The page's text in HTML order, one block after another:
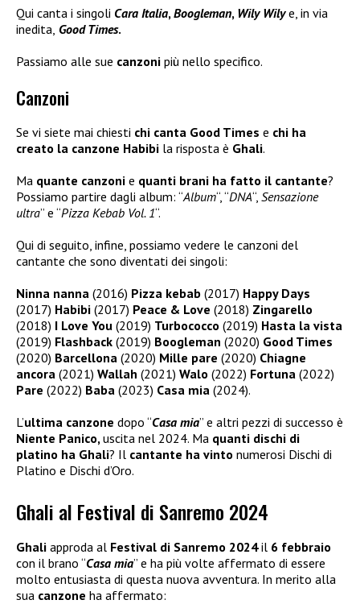
Qui canta i singoli Cara Italia, Boogleman, Wily Wilye, in via
inedita, Good Times.
Passiamo alle sue canzoni più nello specifico.
Canzoni
Se vi siete mai chiesti chi canta Good Times e chi ha
creato la canzone Habibi la risposta è Ghali.
Ma quante canzoni e quanti brani ha fatto il cantante?
Possiamo partire dagli album: “Album“, “DNA“, Sensazione
ultra” e “Pizza Kebab Vol. 1“.
Qui di seguito, infine, possiamo vedere le canzoni del
cantante che sono diventati dei singoli:
Ninna nanna (2016) Pizza kebab (2017) Happy Days
(2017) Habibi (2017) Peace & Love (2018) Zingarello
(2018) I Love You (2019) Turbococco (2019) Hasta la vista
(2019) Flashback (2019) Boogleman (2020) Good Times
(2020) Barcellona (2020) Mille pare (2020) Chiagne
ancora (2021) Wallah (2021) Walo (2022) Fortuna (2022)
Pare (2022) Baba (2023) Casa mia (2024).
L’ultima canzone dopo “Casa mia” e altri pezzi di successo è
Niente Panico,uscita nel 2024. Ma quanti dischi di
platino ha Ghali? Il cantante ha vinto numerosi Dischi di
Platino e Dischi d’Oro.
Ghali al Festival di Sanremo 2024
Ghali approda al Festival di Sanremo 2024il 6 febbraio
con il brano “Casa mia” e ha più volte affermato di essere
molto entusiasta di questa nuova avventura. In merito alla
sua canzone ha affermato: